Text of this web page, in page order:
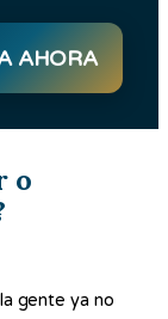
AHORA
o
gente ya no